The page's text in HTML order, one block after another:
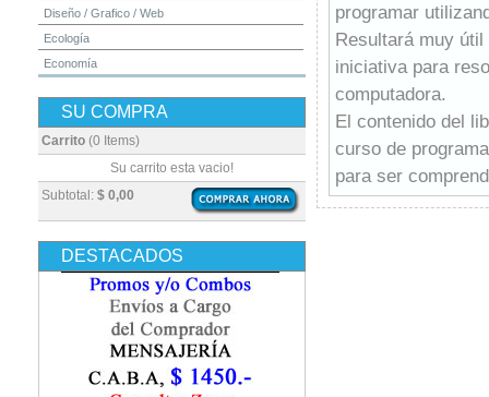
Diseño / Grafico / Web
Ecología
Economía
Electrónica
Estadística
Física
Higiene y Seguridad
Historia
Ingeniería
Marketing / Publicidad
Metodología Investigación
SU COMPRA
Carrito (0 Items)
Subtotal: $ 0,00
Su carrito esta vacio!
DESTACADOS
programar
Resultará muy
iniciativa para
computadora.
El contenido del
curso de
para ser